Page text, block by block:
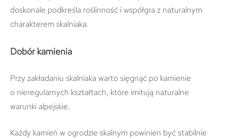
doskonale podkreśla roślinność i współgra z naturalnym
charakterem skalniaka.
Dobór kamienia
Przy zakładaniu skalniaka warto sięgnąć po kamienie
o nieregularnych kształtach, które imitują naturalne
warunki alpejskie.
Każdy kamień w ogrodzie skalnym powinien być stabilnie